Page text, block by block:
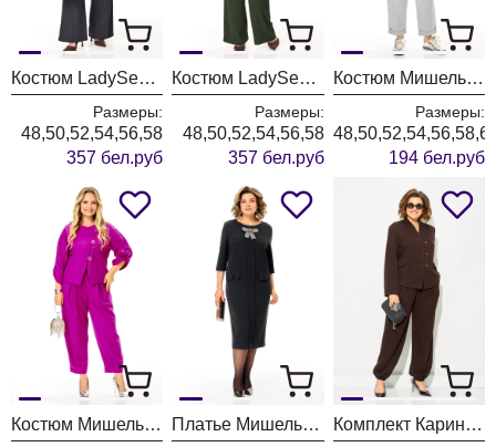
Костюм LadySecret 26251 темный графит
Размеры:
48,50,52,54,56,58
357 бел.руб
Костюм LadySecret 26251 хаки
Размеры:
48,50,52,54,56,58
357 бел.руб
Костюм Мишель Шик 1452 серый+полоска
Размеры:
194 бел.руб
Костюм Мишель Шик 1436/1 королевский пурпур Платье Мишель Шик 2204 графит+клетка Комплект Карина Делюкс 1458 коричневый